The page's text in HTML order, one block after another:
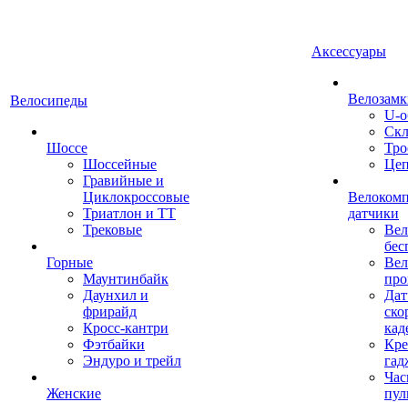
Велосипеды
Шоссе
Шоссейные
Гравийные и
Циклокроссовые
Триатлон и ТТ
Трековые
Горные
Маунтинбайк
Даунхил и
фрирайд
Кросс-кантри
Фэтбайки
Эндуро и трейл
Женские
Аксессуары
U-
датчики